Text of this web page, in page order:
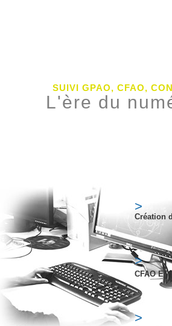
SUIVI GPAO, CFAO,
L'ère du
>
Création
>
CFAO ET
>